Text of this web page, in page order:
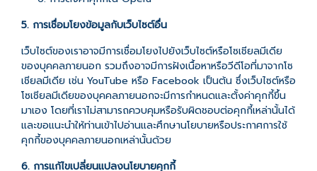
5. การเชื่อมโยงข้อมูลกับเว็บไซต์อื่น
เว็บไซต์ของเราอาจมีการเชื่อมโยงไปยังเว็บไซต์หรือโซเชียลมีเดีย
ของบุคคลภายนอก รวมถึงอาจมีการฝังเนื้อหาหรือวีดีโอที่มาจากโซ
เชียลมีเดีย เช่น YouTube หรือ Facebook เป็นต้น ซึ่งเว็บไซต์หรือ
โซเชียลมีเดียของบุคคลภายนอกจะมีการกำหนดและตั้งค่าคุกกี้ขึ้น
มาเอง โดยที่เราไม่สามารถควบคุมหรือรับผิดชอบต่อคุกกี้เหล่านั้นได้
และขอแนะนำให้ท่านเข้าไปอ่านและศึกษานโยบายหรือประกาศการใช้
คุกกี้ของบุคคลภายนอกเหล่านั้นด้วย
6. การแก้ไขเปลี่ยนแปลงนโยบายคุกกี้